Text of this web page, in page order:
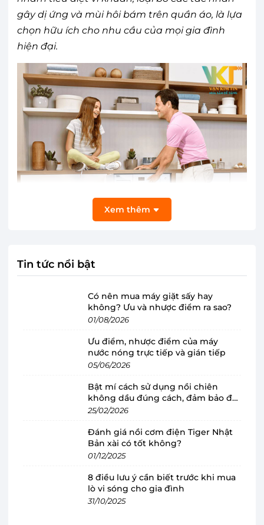
gây dị ứng và mùi hôi bám trên quần áo, là lựa
chọn hữu ích cho nhu cầu của mọi gia đình
hiện đại.
Máy giặt Beko Inverter 9 kg
WCV9648XS thiết kế sang trọng, tinh tế,
chất liệu chắc chắn
có kiểu thiết kế lồng ngang với 2
Manhattan (WCV9648XSTM) sang trọng, làm
cho không gian sinh hoạt của bạn trở nên hiện
lớp bền bỉ, chắc chắn, đảm bảo an toàn cho gia
đình. Đi kèm lồng giặt thép không gỉ giúp quần
áo được sạch hơn, ngăn ngừa vi khuẩn có hại và
tăng độ bền cho máy.
Xem thêm
Tin tức nổi bật
Có nên mua máy giặt sấy hay
không? Ưu và nhược điểm ra sao?
01/08/2026
Ưu điểm, nhược điểm của máy
nước nóng trực tiếp và gián tiếp
05/06/2026
Bật mí cách sử dụng nồi chiên
không dầu đúng cách, đảm bảo độ
bền
25/02/2026
Đánh giá nồi cơm điện Tiger Nhật
Bản xài có tốt không?
01/12/2025
8 điều lưu ý cần biết trước khi mua
lò vi sóng cho gia đình
31/10/2025